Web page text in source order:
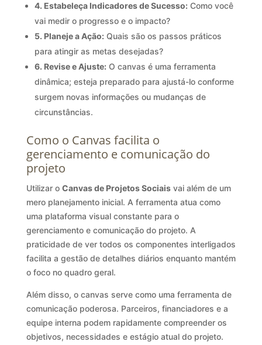
4. Estabeleça Indicadores de Sucesso:Como você
vai medir o progresso e o impacto?
5. Planeje a Ação:Quais são os passos práticos
para atingir as metas desejadas?
6. Revise e Ajuste:O canvas é uma ferramenta
dinâmica; esteja preparado para ajustá-lo conforme
surgem novas informações ou mudanças de
circunstâncias.
Como o Canvas facilita o
gerenciamento e comunicação do
projeto
Utilizar o Canvas de Projetos Sociaisvai além de um
mero planejamento inicial. A ferramenta atua como
uma plataforma visual constante para o
gerenciamento e comunicação do projeto. A
praticidade de ver todos os componentes interligados
facilita a gestão de detalhes diários enquanto mantém
o foco no quadro geral.
Além disso, o canvas serve como uma ferramenta de
comunicação poderosa. Parceiros, financiadores e a
equipe interna podem rapidamente compreender os
objetivos, necessidades e estágio atual do projeto.